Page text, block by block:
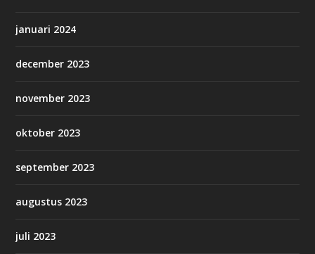
januari 2024
december 2023
november 2023
oktober 2023
september 2023
augustus 2023
juli 2023